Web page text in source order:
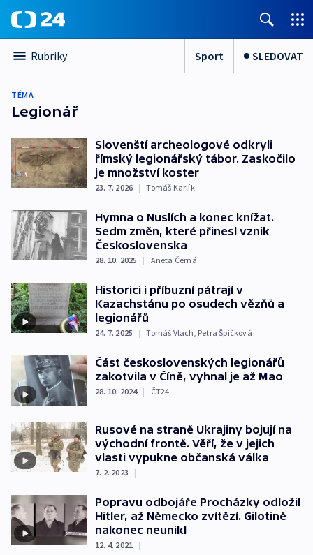
Rubriky Sport SLEDOVAT
TÉMA
Legionář
Slovenští archeologové odkryli
římský legionářský tábor. Zaskočilo
je množství koster
23. 7. 2026 | Tomáš Karlík
Hymna o Nuslích a konec knížat.
Sedm změn, které přinesl vznik
Československa
28. 10. 2025 | Aneta Černá
Historici i příbuzní pátrají v
Kazachstánu po osudech vězňů a
legionářů
24. 7. 2025 | Tomáš Vlach, Petra Špičková
Část československých legionářů
zakotvila v Číně, vyhnal je až Mao
28. 10. 2024 | ČT24
Rusové na straně Ukrajiny bojují na
východní frontě. Věří, že v jejich
vlasti vypukne občanská válka
7. 2. 2023 |
Popravu odbojáře Procházky odložil
Hitler, až Německo zvítězí. Gilotině
nakonec neunikl
12. 4. 2021 |